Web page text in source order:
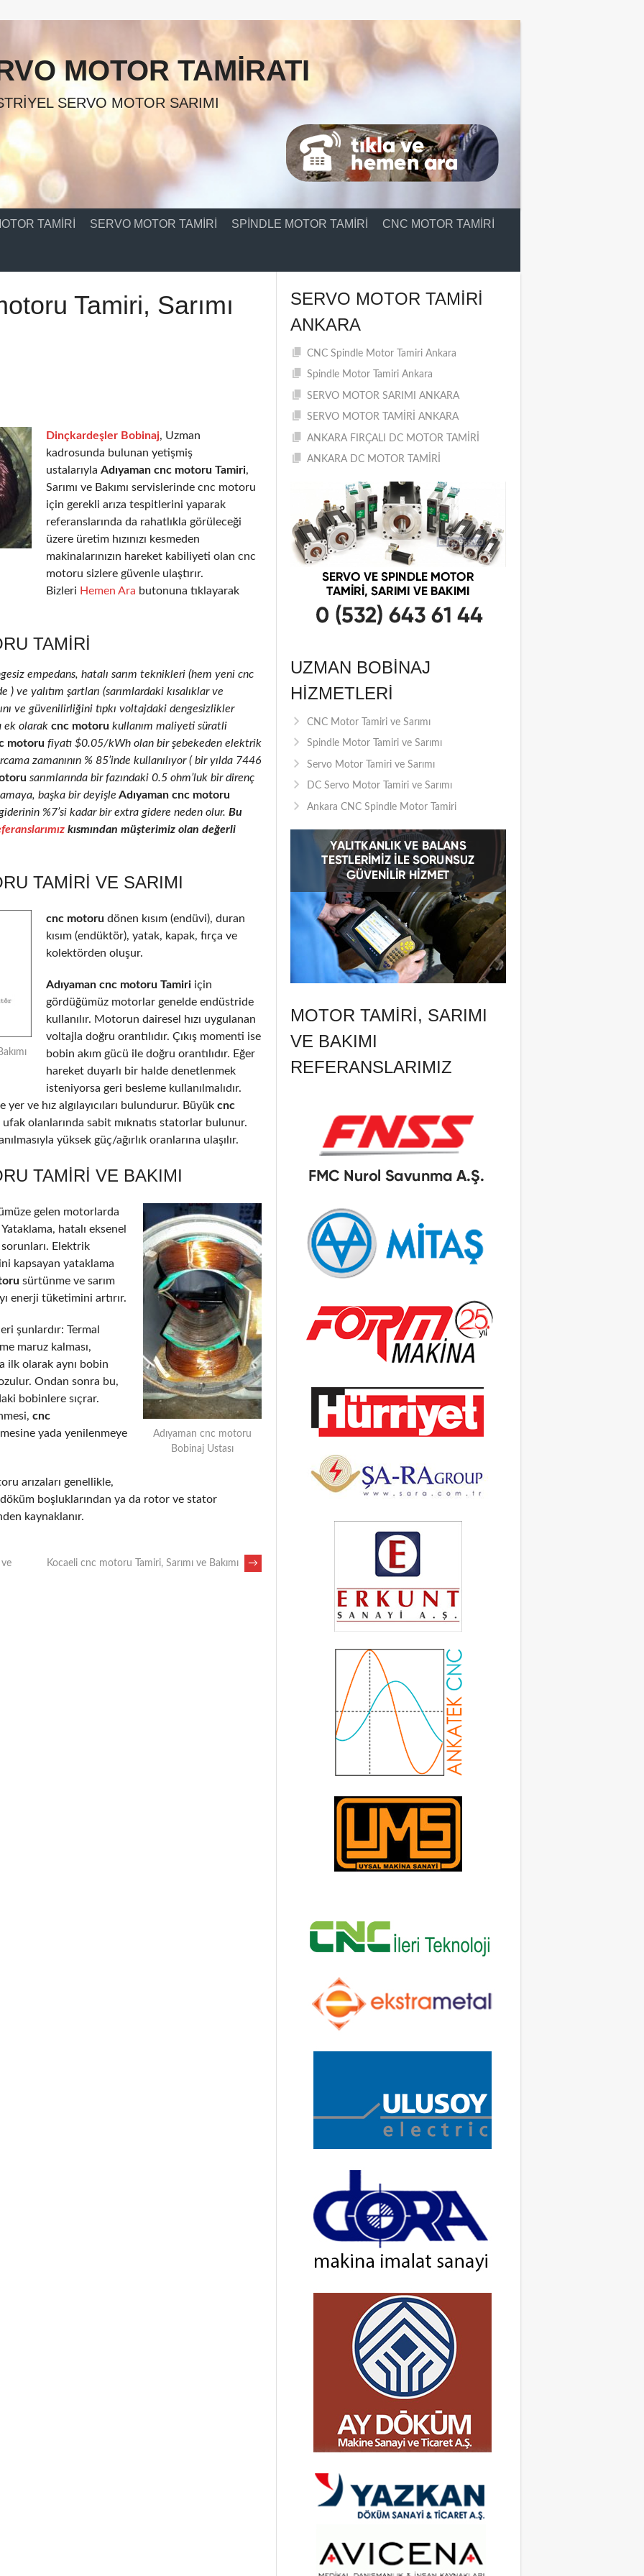
MOTOR TAMIRATI
SERVO MOTOR SARIMI
TAMIRI SERVO MOTOR TAMIRI SPINDLE MOTOR TAMIRI CNC MOTOR TAMIRI
Tamiri, Sarımı
Dinçkardeşler Bobinaj, Uzman
kadrosunda bulunan yetişmiş
ustalarıyla Adıyaman cnc motoru Tamiri,
Sarımı ve Bakımı servislerinde cnc motoru
için gerekli arıza tespitlerini yaparak
referanslarında da rahatlıkla görüleceği
üzere üretim hızınızı kesmeden
makinalarınızın hareket kabiliyeti olan cnc
motoru sizlere güvenle ulaştırır.
Bizleri Hemen Ara butonuna tıklayarak
TAMIRI
empedans, hatalı sarım teknikleri (hem yeni cnc
ve yalıtım şartları (sarımlardaki kısalıklar ve
ve güvenilirliğini tıpkı voltajdaki dengesizlikler
ek olarak cnc motoru kullanım maliyeti süratli
motoru fiyatı $0.05/kWh olan bir şebekeden elektrik
zamanının % 85’inde kullanılıyor ( bir yılda 7446
sarımlarında bir fazındaki 0.5 ohm’luk bir direnç
başka bir deyişle Adıyaman cnc motoru
%7’si kadar bir extra gidere neden olur. Bu
kısmından müşterimiz olan değerli
TAMIRI VE SARIMI
cnc motoru dönen kısım (endüvi), duran
kısım (endüktör), yatak, kapak, fırça ve
kolektörden oluşur.
Adıyaman cnc motoru Tamiri için
gördüğümüz motorlar genelde endüstride
kullanılır. Motorun dairesel hızı uygulanan
voltajla doğru orantılıdır. Çıkış momenti ise
bobin akım gücü ile doğru orantılıdır. Eğer
hareket duyarlı bir halde denetlenmek
isteniyorsa geri besleme kullanılmalıdır.
ve hız algılayıcıları bulundurur. Büyük cnc
olanlarında sabit mıknatıs statorlar bulunur.
yüksek güç/ağırlık oranlarına ulaşılır.
TAMIRI VE BAKIMI
Adıyaman cnc motoru
Bobinaj Ustası
gelen motorlarda
hatalı eksenel
Elektrik
kapsayan yataklama
sürtünme ve sarım
enerji tüketimini artırır.
şunlardır: Termal
maruz kalması,
ilk olarak aynı bobin
Ondan sonra bu,
bobinlere sıçrar.
cnc
yada yenilenmeye
arızaları genellikle,
döküm boşluklarından ya da rotor ve stator
kaynaklanır.
Kocaeli cnc motoru Tamiri, Sarımı ve Bakımı →
SERVO MOTOR TAMIRI
ANKARA
CNC Spindle Motor Tamiri Ankara
Spindle Motor Tamiri Ankara
SERVO MOTOR SARIMI ANKARA
SERVO MOTOR TAMİRİ ANKARA
ANKARA FIRÇALI DC MOTOR TAMİRİ
ANKARA DC MOTOR TAMİRİ
UZMAN BOBINAJ
HIZMETLERI
CNC Motor Tamiri ve Sarımı
Spindle Motor Tamiri ve Sarımı
Servo Motor Tamiri ve Sarımı
DC Servo Motor Tamiri ve Sarımı
Ankara CNC Spindle Motor Tamiri
MOTOR TAMIRI, SARIMI
VE BAKIMI
REFERANSLARIMIZ